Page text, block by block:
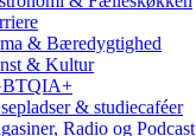
& Bæredygtighed
& Kultur
& studiecaféer
Radio og Podcast